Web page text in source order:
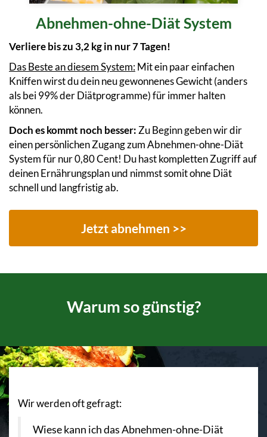
Abnehmen-ohne-Diät System
Verliere bis zu 3,2 kg in nur 7 Tagen!
Das Beste an diesem System:Mit ein paar einfachen
Kniffen wirst du dein neu gewonnenes Gewicht (anders
als bei 99% der Diätprogramme) für immer halten
können.
Doch es kommt noch besser:Zu Beginn geben wir dir
einen persönlichen Zugang zum Abnehmen-ohne-Diät
System für nur 0,80 Cent! Du hast kompletten Zugriff auf
deinen Ernährungsplan und nimmst somit ohne Diät
schnell und langfristig ab.
Jetzt abnehmen >>
Warum so günstig?
Wir werden oft gefragt:
Wiese kann ich das Abnehmen-ohne-Diät